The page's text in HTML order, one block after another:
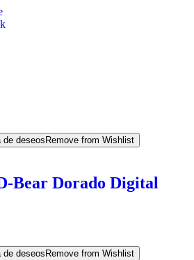
de deseosRemove from Wishlist
Bear Dorado Digital
de deseosRemove from Wishlist